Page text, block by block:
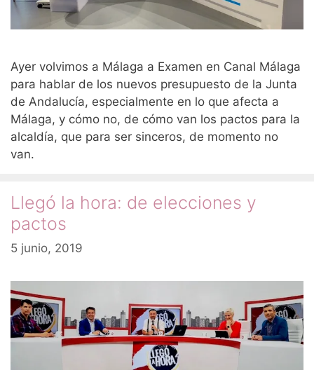
Ayer volvimos a Málaga a Examen en Canal Málaga
para hablar de los nuevos presupuesto de la Junta
de Andalucía, especialmente en lo que afecta a
Málaga, y cómo no, de cómo van los pactos para la
alcaldía, que para ser sinceros, de momento no
van.
Llegó la hora: de elecciones y
pactos
5 junio, 2019